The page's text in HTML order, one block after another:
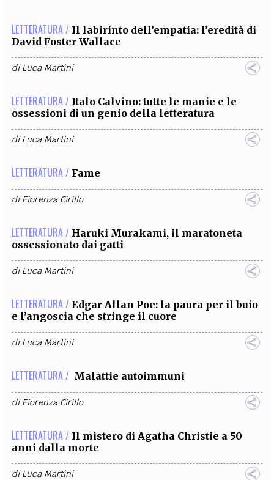
LETTERATURA / Il labirinto dell’empatia: l’eredità di
David Foster Wallace
diLuca Martini
LETTERATURA / Italo Calvino: tutte le manie e le
ossessioni di un genio della letteratura
diLuca Martini
LETTERATURA / Fame
diFiorenza Cirillo
LETTERATURA / Haruki Murakami, il maratoneta
ossessionato dai gatti
diLuca Martini
LETTERATURA / Edgar Allan Poe: la paura per il buio
e l’angoscia che stringe il cuore
diLuca Martini
LETTERATURA / Malattie autoimmuni
diFiorenza Cirillo
LETTERATURA / Il mistero di Agatha Christie a 50
anni dalla morte
diLuca Martini